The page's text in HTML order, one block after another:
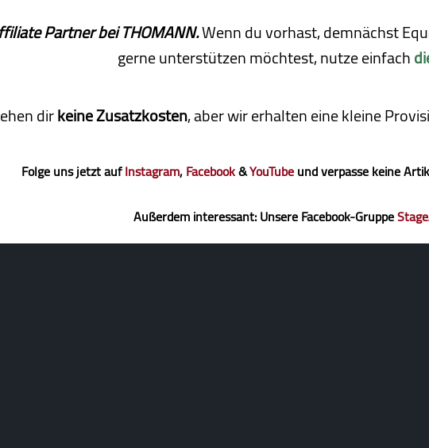
Partner bei THOMANN.Wenn du vorhast, demnächst
gerne unterstützen möchtest, nutze einfach
dirkeine Zusatzkosten, aber wir erhalten eine kleine
Folge uns jetzt aufInstagram,Facebook&YouTubeund verpasse keine
Außerdem interessant: Unsere Facebook-Gruppe